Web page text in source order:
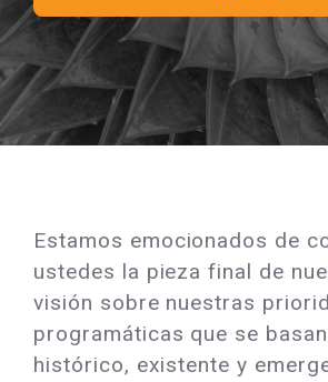
Estamos emocionados de
ustedes la pieza final de
visión sobre nuestras
programáticas que se
histórico, existente y